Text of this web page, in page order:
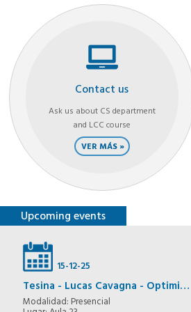
Contact us
Ask us about CS department
and LCC course
VER MÁS
Upcoming events
15-12-25
Tesina - Lucas Cavagna - Optimización de algoritmos para grafos basados en conjuntos
Modalidad: Presencial